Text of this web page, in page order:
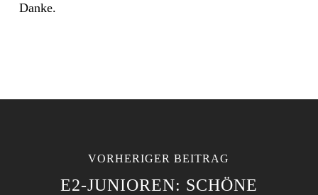
Danke.
VORHERIGER BEITRAG
E2-JUNIOREN: SCHÖNE